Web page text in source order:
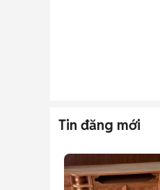
Tin đăng mới